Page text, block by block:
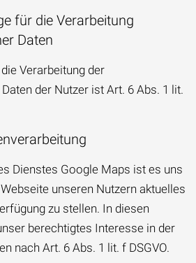
für die Verarbeitung
Daten
Verarbeitung der
der Nutzer ist Art. 6 Abs. 1 lit.
Dienstes Google Maps ist es uns
unseren Nutzern aktuelles
zu stellen. In diesen
berechtigtes Interesse in der
nach Art. 6 Abs. 1 lit. f DSGVO.